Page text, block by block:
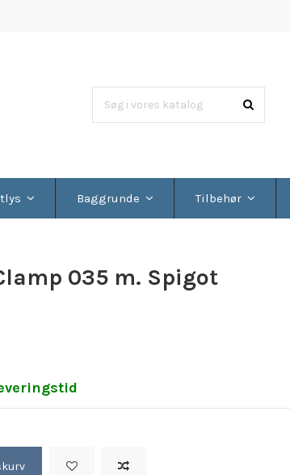
Baggrunde Tilbehør
035 m. Spigot